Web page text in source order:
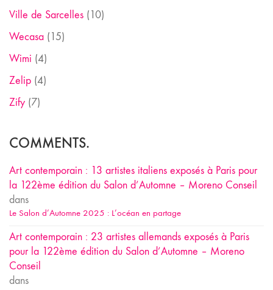
Ville de Sarcelles (10)
Wecasa (15)
Wimi (4)
Zelip (4)
Zify (7)
COMMENTS.
Art contemporain : 13 artistes italiens exposés à Paris pour
la 122ème édition du Salon d’Automne – Moreno Conseil
dans
Le Salon d’Automne 2025 : L’océan en partage
Art contemporain : 23 artistes allemands exposés à Paris
pour la 122ème édition du Salon d’Automne – Moreno
Conseil
dans